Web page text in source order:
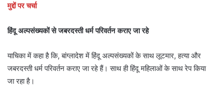
मुद्दों पर चर्चा
हिंदू अल्पसंख्यकों से जबरदस्ती धर्म परिवर्तन कराए जा रहे
याचिका में कहा है कि, बांग्लादेश में हिंदू अल्पसंख्यकों के साथ लूटमार, हत्या और
जबरदस्ती धर्म परिवर्तन कराए जा रहे हैं। साथ ही हिंदू महिलाओं के साथ रेप किया
जा रहा है।